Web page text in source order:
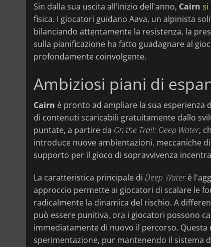
Sin dalla sua uscita all'inizio dell'anno, Cairn si
fisica. I giocatori guidano Aava, un alpinista
bilanciando attentamente la resistenza, la
sulla pianificazione ha fatto guadagnare al
profondamente coinvolgente.
Ambiziosi piani di
Cairn è pronto ad ampliare la sua esperienza
di contenuti scaricabili gratuitamente dallo
puntate, a partire da On the Trail: Deep Water,
introduce nuove ambientazioni, meccaniche
supporto per il gioco di sopravvivenza
La caratteristica principale di Deep Waterè
approccio permette ai giocatori di scalare le
radicalmente la dinamica del rischio. A
può essere punitiva, ora i giocatori possono
immediatamente di nuovo il percorso.
sperimentazione, pur mantenendo il sistema